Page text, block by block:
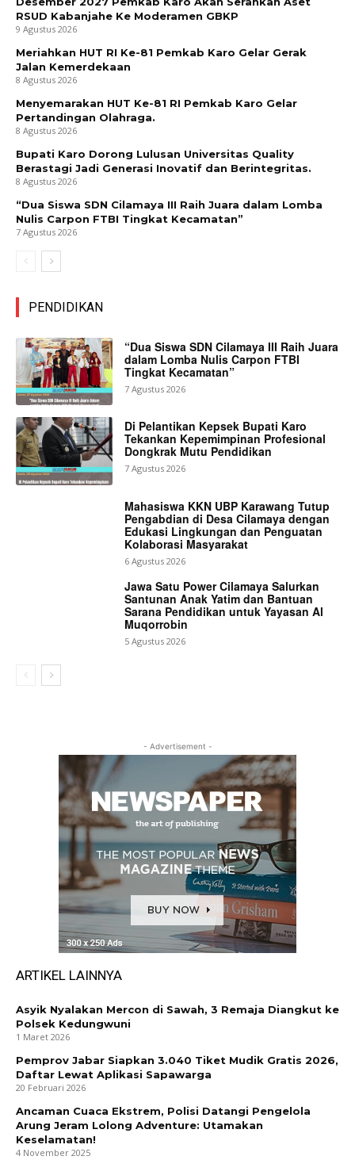
RSUD Kabanjahe Ke Moderamen GBKP
9 Agustus 2026
Meriahkan HUT RI Ke-81 Pemkab Karo Gelar Gerak
Jalan Kemerdekaan
8 Agustus 2026
Menyemarakan HUT Ke-81 RI Pemkab Karo Gelar
Pertandingan Olahraga.
8 Agustus 2026
Bupati Karo Dorong Lulusan Universitas Quality
Berastagi Jadi Generasi Inovatif dan Berintegritas.
8 Agustus 2026
“Dua Siswa SDN Cilamaya III Raih Juara dalam Lomba
Nulis Carpon FTBI Tingkat Kecamatan”
7 Agustus 2026
PENDIDIKAN
“Dua Siswa SDN Cilamaya III Raih Juara
dalam Lomba Nulis Carpon FTBI
Tingkat Kecamatan”
7 Agustus 2026
Di Pelantikan Kepsek Bupati Karo
Tekankan Kepemimpinan Profesional
Dongkrak Mutu Pendidikan
7 Agustus 2026
Mahasiswa KKN UBP Karawang Tutup
Pengabdian di Desa Cilamaya dengan
Edukasi Lingkungan dan Penguatan
Kolaborasi Masyarakat
6 Agustus 2026
Jawa Satu Power Cilamaya Salurkan
Santunan Anak Yatim dan Bantuan
Sarana Pendidikan untuk Yayasan Al
Muqorrobin
5 Agustus 2026
- Advertisement -
ARTIKEL LAINNYA
Asyik Nyalakan Mercon di Sawah, 3 Remaja Diangkut ke
Polsek Kedungwuni
1 Maret 2026
Pemprov Jabar Siapkan 3.040 Tiket Mudik Gratis 2026,
Daftar Lewat Aplikasi Sapawarga
20 Februari 2026
Ancaman Cuaca Ekstrem, Polisi Datangi Pengelola
Arung Jeram Lolong Adventure: Utamakan
Keselamatan!
4 November 2025